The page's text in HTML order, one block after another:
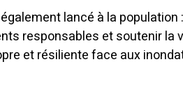
lancé à la
responsables et soutenir la
et résiliente face aux